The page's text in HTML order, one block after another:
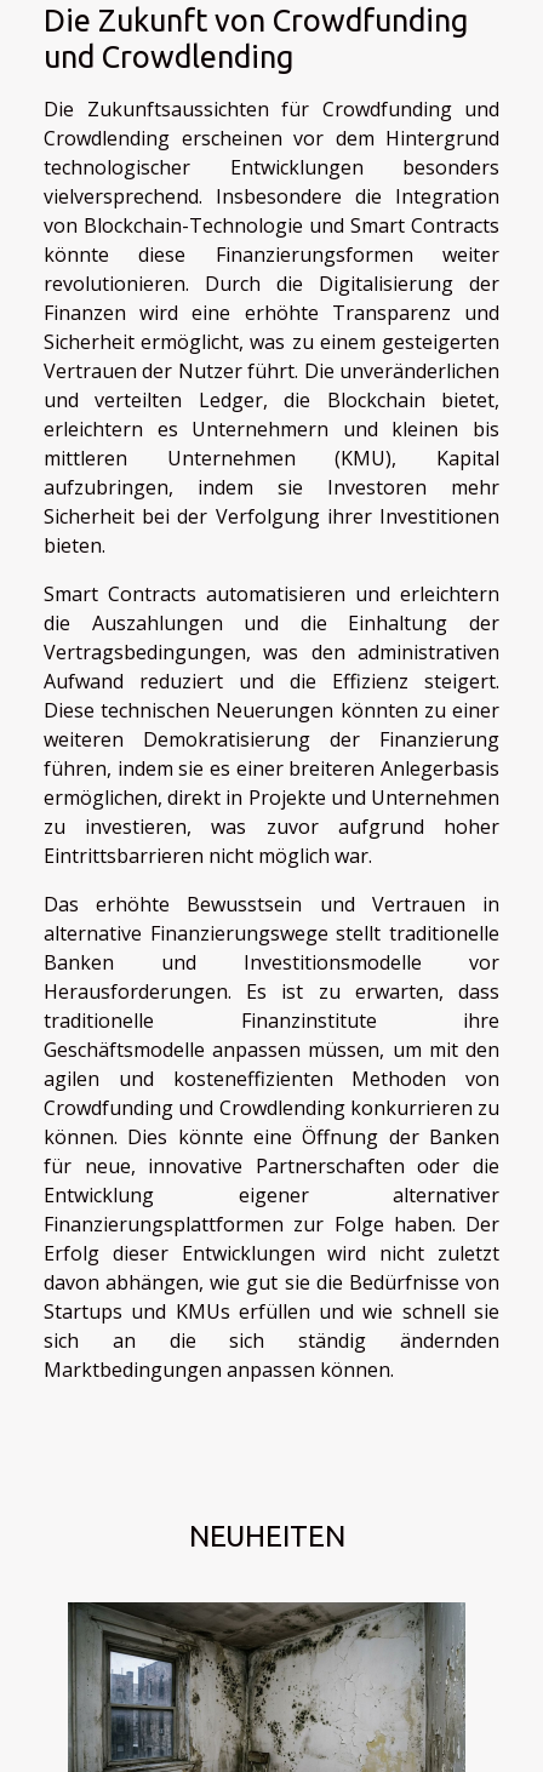
Die Zukunft von Crowdfunding
und Crowdlending
Die Zukunftsaussichten für Crowdfunding und
Crowdlending erscheinen vor dem Hintergrund
technologischer Entwicklungen besonders
vielversprechend. Insbesondere die Integration
von Blockchain-Technologie und Smart Contracts
könnte diese Finanzierungsformen weiter
revolutionieren. Durch die Digitalisierung der
Finanzen wird eine erhöhte Transparenz und
Sicherheit ermöglicht, was zu einem gesteigerten
Vertrauen der Nutzer führt. Die unveränderlichen
und verteilten Ledger, die Blockchain bietet,
erleichtern es Unternehmern und kleinen bis
mittleren Unternehmen (KMU), Kapital
aufzubringen, indem sie Investoren mehr
Sicherheit bei der Verfolgung ihrer Investitionen
bieten.
Smart Contracts automatisieren und erleichtern
die Auszahlungen und die Einhaltung der
Vertragsbedingungen, was den administrativen
Aufwand reduziert und die Effizienz steigert.
Diese technischen Neuerungen könnten zu einer
weiteren Demokratisierung der Finanzierung
führen, indem sie es einer breiteren Anlegerbasis
ermöglichen, direkt in Projekte und Unternehmen
zu investieren, was zuvor aufgrund hoher
Eintrittsbarrieren nicht möglich war.
Das erhöhte Bewusstsein und Vertrauen in
alternative Finanzierungswege stellt traditionelle
Banken und Investitionsmodelle vor
Herausforderungen. Es ist zu erwarten, dass
traditionelle Finanzinstitute ihre
Geschäftsmodelle anpassen müssen, um mit den
agilen und kosteneffizienten Methoden von
Crowdfunding und Crowdlending konkurrieren zu
können. Dies könnte eine Öffnung der Banken
für neue, innovative Partnerschaften oder die
Entwicklung eigener alternativer
Finanzierungsplattformen zur Folge haben. Der
Erfolg dieser Entwicklungen wird nicht zuletzt
davon abhängen, wie gut sie die Bedürfnisse von
Startups und KMUs erfüllen und wie schnell sie
sich an die sich ständig ändernden
Marktbedingungen anpassen können.
NEUHEITEN